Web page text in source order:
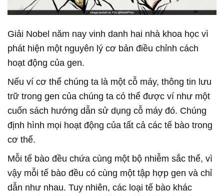
Giải Nobel năm nay vinh danh hai nhà khoa học vì
phát hiện một nguyên lý cơ bản điều chỉnh cách
hoạt động của gen.
Nếu ví cơ thể chúng ta là một cỗ máy, thông tin lưu
trữ trong gen của chúng ta có thể được ví như một
cuốn sách hướng dẫn sử dụng cỗ máy đó. Chúng
định hình mọi hoạt động của tất cả các tế bào trong
cơ thể.
Mỗi tế bào đều chứa cùng một bộ nhiễm sắc thể, vì
vậy mỗi tế bào đều có cùng một tập hợp gen và chỉ
dẫn như nhau. Tuy nhiên, các loại tế bào khác